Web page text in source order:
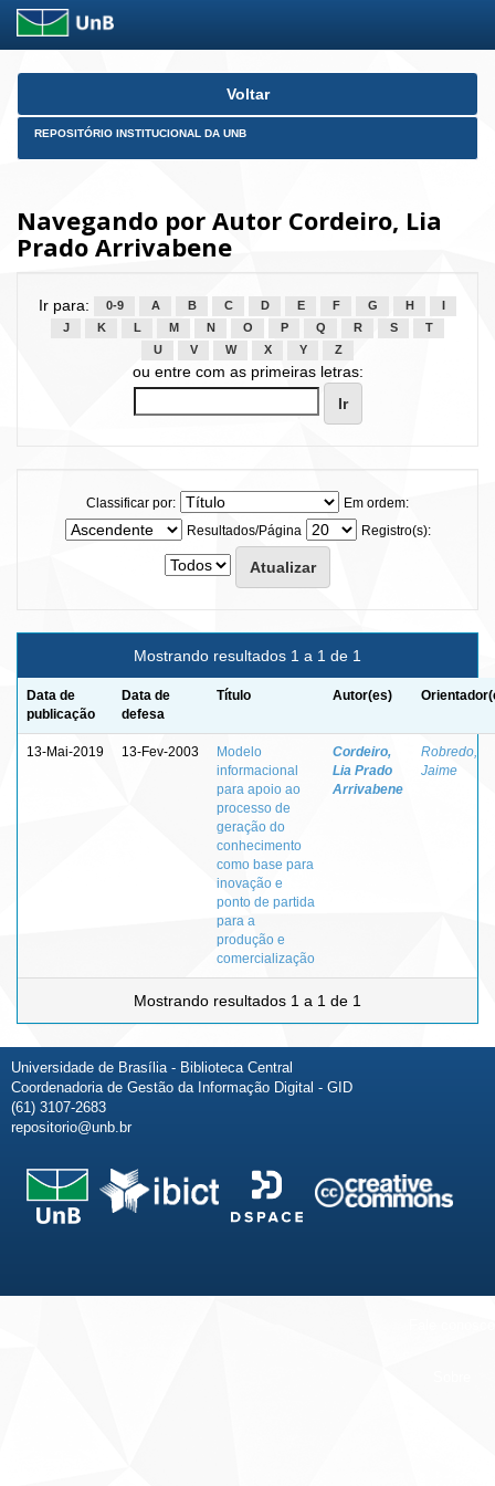
Skip
Voltar
REPOSITÓRIO INSTITUCIONAL DA UNB
Navegando por Autor Cordeiro, Lia
Prado Arrivabene
Ir para: 0-9 A B C D E F G H
J
K L M N O P Q R S
T
U
V W X Y Z
ou entre com as primeiras letras:
Classificar por:
Em ordem:
Resultados/Página
Registro(s):
Mostrando resultados 1 a 1 de 1
Data de
publicação
Data de
defesa
Título Autor(es)
13-Mai-2019 13-Fev-2003
Modelo
informacional
para apoio ao
processo de
geração do
conhecimento
como base para
inovação e
ponto de partida
para a
produção e
comercialização
Cordeiro,
Lia Prado
Arrivabene
Robredo,
Jaime
Mostrando resultados 1 a 1 de 1
Universidade de Brasília - Biblioteca Central
Coordenadoria de Gestão da Informação Digital - GID
(61) 3107-2683
repositorio@unb.br